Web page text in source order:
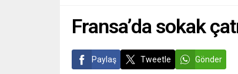
Fransa’da sokak
Paylaş Tweetle Gönder